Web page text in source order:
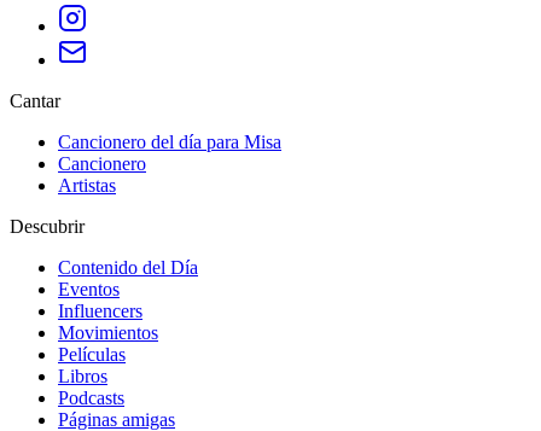
Cantar
Cancionero del día para Misa
Cancionero
Artistas
Descubrir
Contenido del Día
Eventos
Influencers
Movimientos
Películas
Libros
Podcasts
Páginas amigas